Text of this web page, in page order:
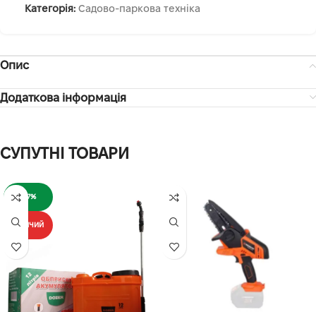
Категорія: Садово-паркова техніка
Опис
Додаткова інформація
СУПУТНІ ТОВАРИ
-17%
ГАРЯЧИЙ